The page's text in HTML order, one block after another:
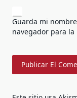
Guarda mi
navegador para